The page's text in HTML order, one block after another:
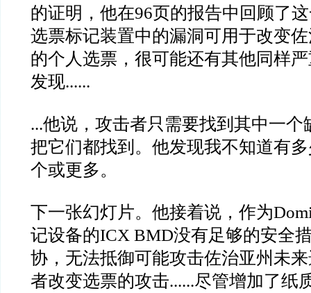
的证明，他在96页的报告中回顾了
选票标记装置中的漏洞可用于改变
的个人选票，很可能还有其他同样
发现......
...他说，攻击者只需要找到其中一个
把它们都找到。他发现我不知道有
个或更多。
下一张幻灯片。他接着说，作为
记设备的ICX BMD没有足够的安全
协，无法抵御可能攻击佐治亚州未
者改变选票的攻击......尽管增加了纸